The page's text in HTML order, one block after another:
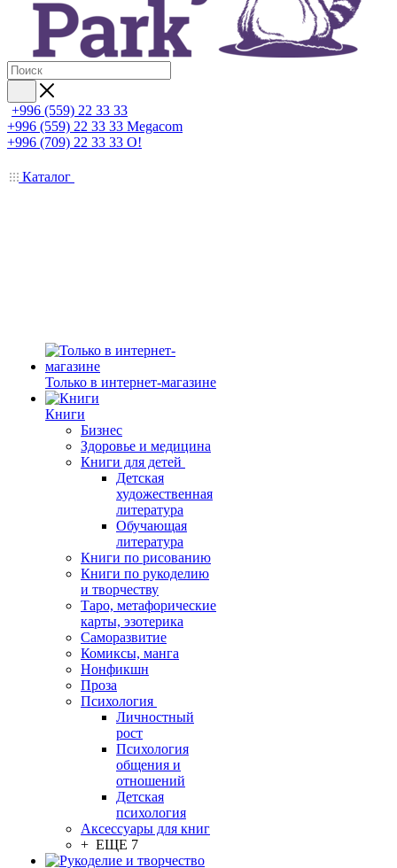
+996 (559) 22 33 33
+996 (559) 22 33 33 Megacom
+996 (709) 22 33 33 O!
Каталог
Только в интернет-магазине
Книги
Бизнес
Здоровье и медицина
Книги для детей
Детская
художественная
литература
Обучающая
литература
Книги по рисованию
Книги по рукоделию
и творчеству
Таро, метафорические
карты, эзотерика
Саморазвитие
Комиксы, манга
Нонфикшн
Проза
Психология
Личностный
рост
Психология
общения и
отношений
Детская
психология
Аксессуары для книг
+ ЕЩЕ 7